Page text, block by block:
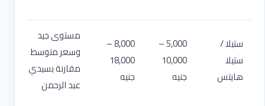
ستيلا /
ستيلا
هايتس
5,000 –
10,000
جنيه
8,000 –
18,000
جنيه
مستوى جيد
وسعر متوسط
مقارنة بسيدي
عبد الرحمن